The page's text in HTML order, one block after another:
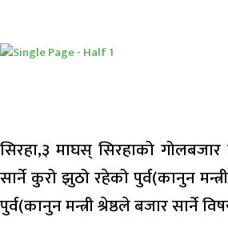
सिरहा,३ माघस् सिरहाको
सार्ने कुरो झुठो रहेको पुर्व(कानुन
पुर्व(कानुन मन्त्री श्रेष्ठले बजार